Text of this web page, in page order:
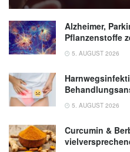
Alzheimer,
Pflanzenstoffe
5. AUGUST 2026
5. AUGUST 2026
Curcumin &